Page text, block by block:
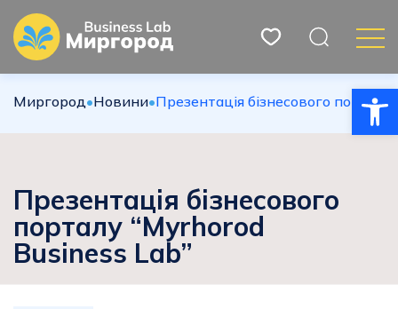
Миргород•Новини•Презентація бізнесового
Презентація бізнесового
порталу “Myrhorod
Business Lab”